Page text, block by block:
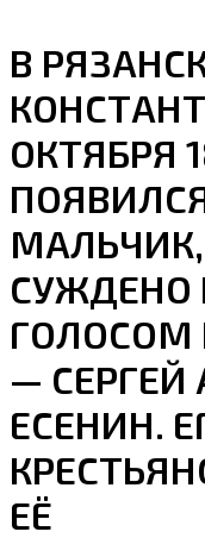
В
ОКТЯБРЯ
СУЖДЕНО
ГОЛОСОМ
— СЕРГЕЙ
ЕСЕНИН.
ЕЁ